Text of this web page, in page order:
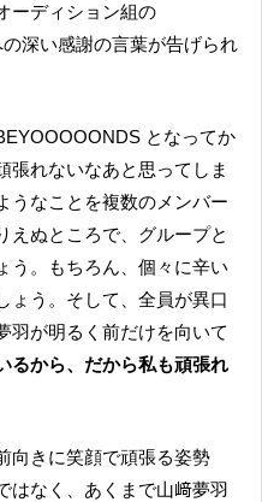
ーディション組の
深い感謝の言葉が告げられ
張れないなあと思ってしま
うなことを複数のメンバー
えぬところで、グループと
う。もちろん、個々に辛い
ょう。そして、全員が異口
羽が明るく前だけを向いて
るから、だから私も頑張れ
はなく、あくまで山﨑夢羽